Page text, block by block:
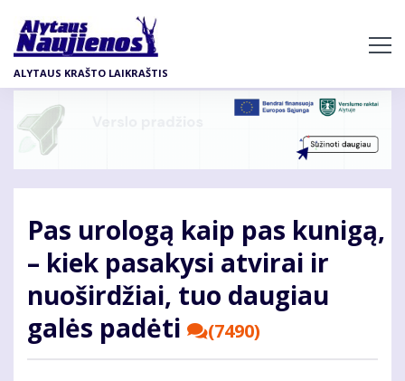
pagrindinį
turinį
ALYTAUS KRAŠTO LAIKRAŠTIS
Pas urologą kaip pas kunigą,
– kiek pasakysi atvirai ir
nuoširdžiai, tuo daugiau
galės padėti
(7490)